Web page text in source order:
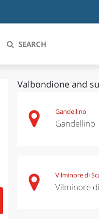
TOSCANA
VALLE
SEARCH
Valbondione and
Gandellino
Gandellino
Vilminore di
Vilminore